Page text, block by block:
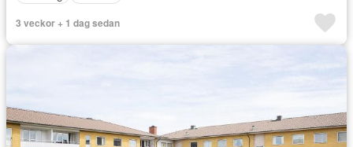
3 veckor + 1 dag sedan